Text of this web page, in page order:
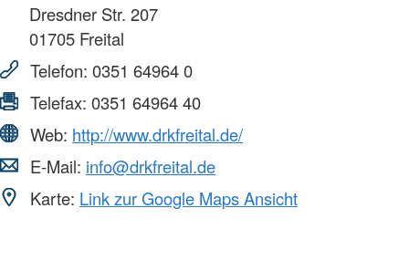
Dresdner Str. 207
01705 Freital
Telefon: 0351 64964 0
Telefax: 0351 64964 40
Web: http://www.drkfreital.de/
E-Mail: info@drkfreital.de
Karte: Link zur Google Maps Ansicht